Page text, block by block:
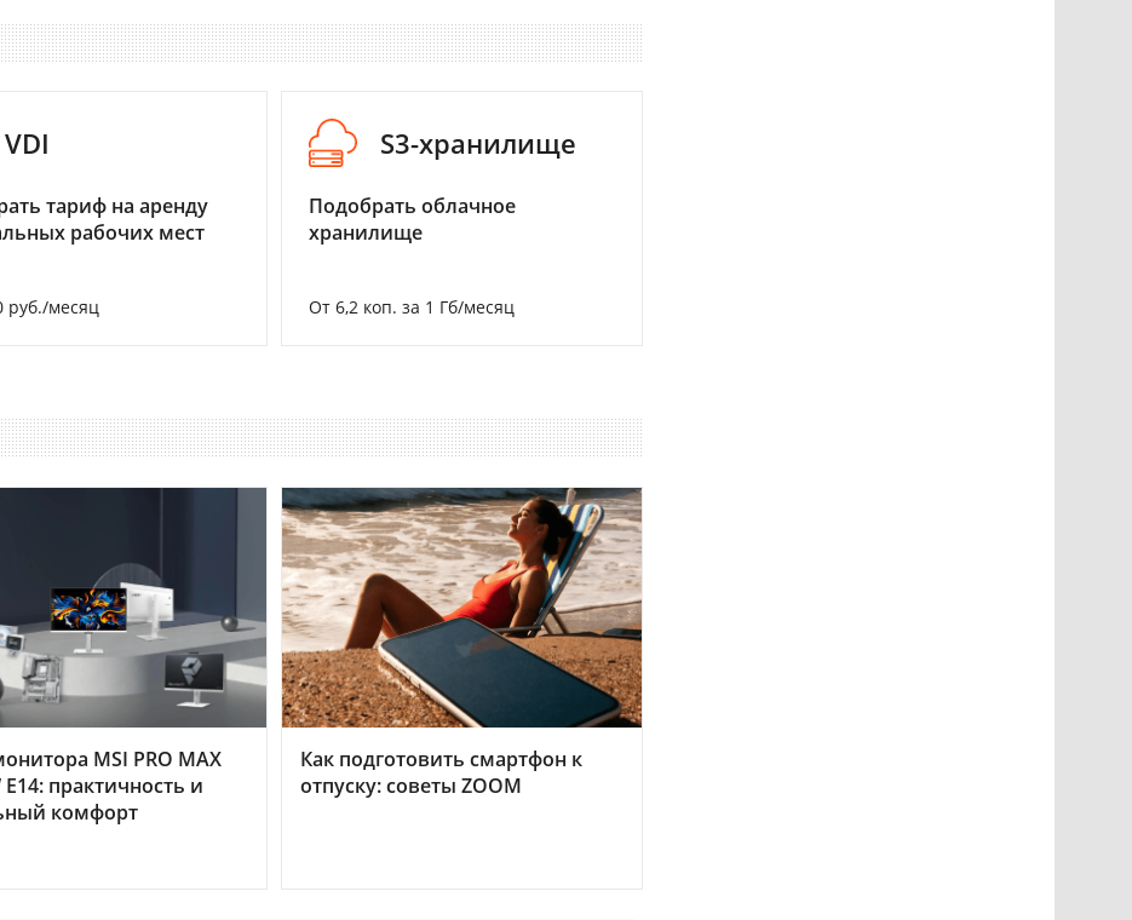
VDI
тариф на аренду
рабочих мест
руб./месяц
S3-хранилище
Подобрать облачное
хранилище
От 6,2 коп. за 1 Гб/месяц
MSI PRO MAX
E14: практичность и
комфорт
Как подготовить смартфон к
отпуску: советы ZOOM